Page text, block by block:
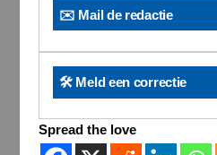
✉️ Mail de redactie
🛠️ Meld een correctie
Spread the love